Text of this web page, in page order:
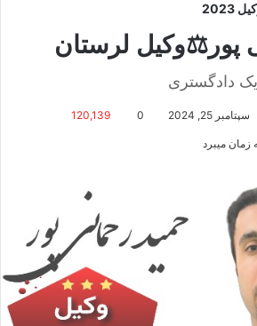
پور⚖️وکیل لرستان
یک دادگستری
سپتامبر 25, 2024 0
120,139